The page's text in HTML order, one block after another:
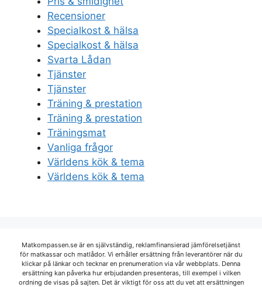
Recensioner
Specialkost & hälsa
Specialkost & hälsa
Svarta Lådan
Tjänster
Tjänster
Träning & prestation
Träning & prestation
Träningsmat
Vanliga frågor
Världens kök & tema
Världens kök & tema
Matkompassen.se är en självständig, reklamfinansierad jämförelsetjänst
för matkassar och matlådor. Vi erhåller ersättning från leverantörer när du
klickar på länkar och tecknar en prenumeration via vår webbplats. Denna
ersättning kan påverka hur erbjudanden presenteras, till exempel i vilken
ordning de visas på sajten. Det är viktigt för oss att du vet att ersättningen